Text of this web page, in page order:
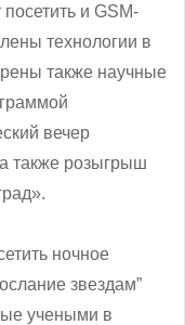
и GSM-
технологии в
также научные
вечер
также розыгрыш
ночное
звездам”
учеными в